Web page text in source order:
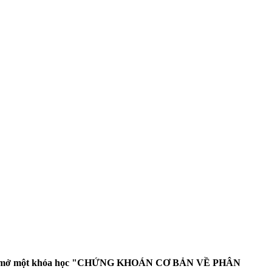
một khóa học "CHỨNG KHOÁN CƠ BẢN VỀ PHÂN